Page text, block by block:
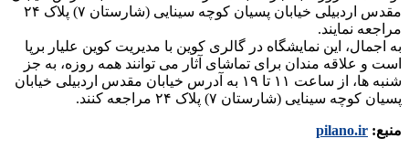
مقدس اردبیلی خیابان پسیان کوچه سینایی (شارستان ۷) پلاک ۲۴
مراجعه نمایند.
به اجمال، این نمایشگاه در گالری کوین با مدیریت کوین علیار برپا
است و علاقه مندان برای تماشای آثار می توانند همه روزه، به جز
شنبه ها، از ساعت ۱۱ تا ۱۹ به آدرس خیابان مقدس اردبیلی خیابان
پسیان کوچه سینایی (شارستان ۷) پلاک ۲۴ مراجعه کنند.
منبع: pilano.ir